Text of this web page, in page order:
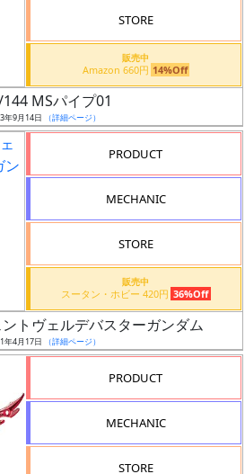
STORE
販売中
Amazon 660円 14%Off
MSパイプ01
年9月14日 （詳細ページ）
PRODUCT
MECHANIC
STORE
販売中
スータン・ホビー 420円 36%Off
トヴェルデバスターガンダム
年4月17日 （詳細ページ）
PRODUCT
MECHANIC
STORE